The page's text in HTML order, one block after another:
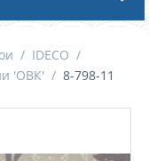
/ IDECO /
'ОВК' / 8-798-11